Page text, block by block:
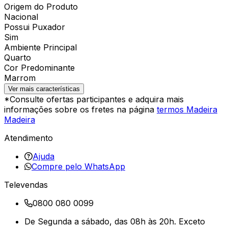
Origem do Produto
Nacional
Possui Puxador
Sim
Ambiente Principal
Quarto
Cor Predominante
Marrom
Ver mais características
*Consulte ofertas participantes e adquira mais
informações sobre os fretes na página termos Madeira
Madeira
Atendimento
Ajuda
Compre pelo WhatsApp
Televendas
0800 080 0099
De Segunda a sábado, das 08h às 20h. Exceto